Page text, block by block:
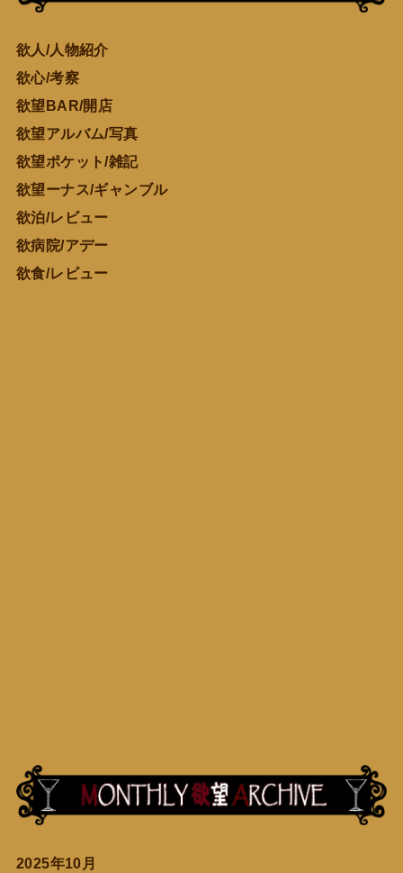
欲人/人物紹介
欲心/考察
欲望BAR/開店
欲望アルバム/写真
欲望ポケット/雑記
欲望ーナス/ギャンブル
欲泊/レビュー
欲病院/アデー
欲食/レビュー
2025年10月